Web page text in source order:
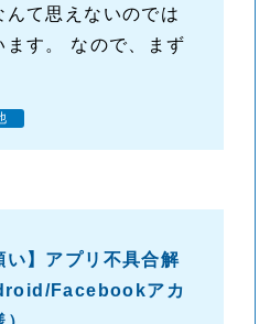
んて思えないのでは
ます。 なので、まず
い】アプリ不具合解
Facebookアカ